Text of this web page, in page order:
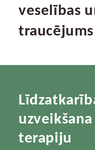
veselības
traucējums
terapiju